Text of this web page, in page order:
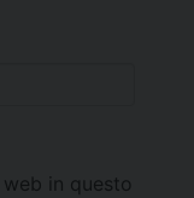
in questo